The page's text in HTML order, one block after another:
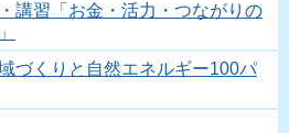
講習「お金・活力・つながりの
づくりと自然エネルギー100パ